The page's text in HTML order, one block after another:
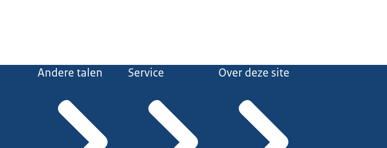
Andere talen Service Over deze site